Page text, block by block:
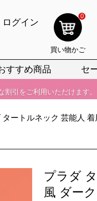
ログイン
0
買い物かご
すすめ商品 セ
引をご利用いただけます。
場。上質な仕上がりをお見
現度を安心してお選びいた
割引をご利用いただけます。
登場。上質な仕上がりをお
タートルネック 芸能人
プラダ
風 ダー